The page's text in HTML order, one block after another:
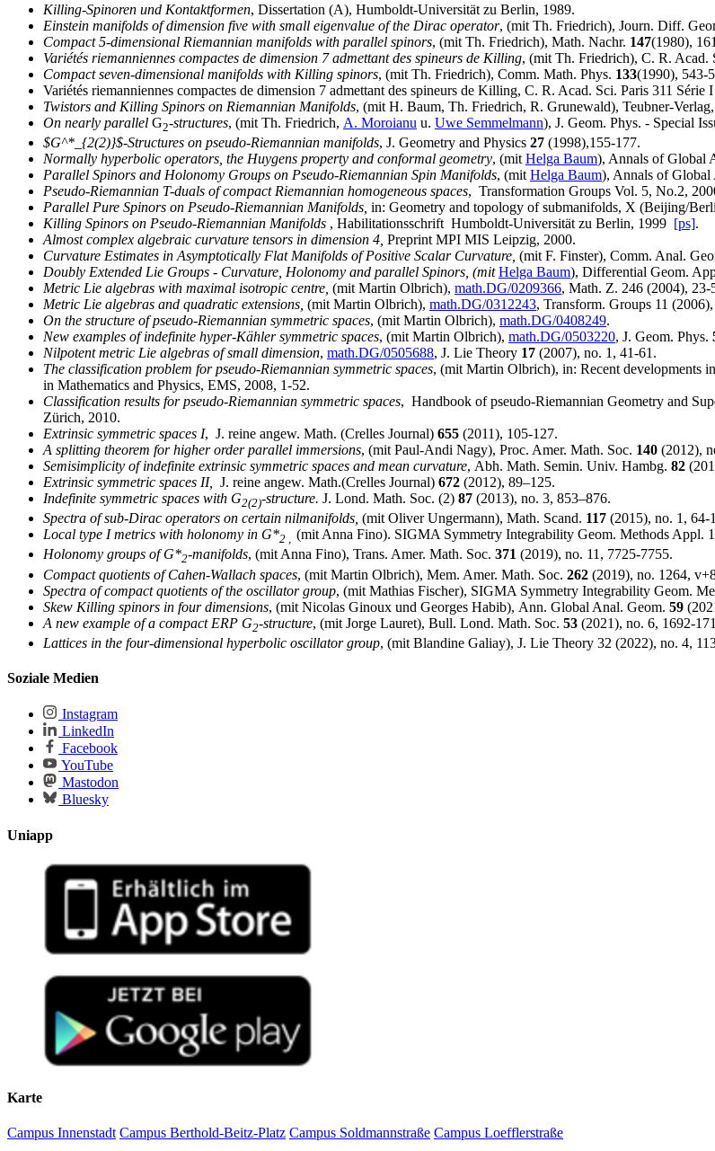
Killing-Spinoren und Kontaktformen, Dissertation (A), Humboldt-Universität zu Berlin, 1989.
Einstein manifolds of dimension five with small eigenvalue of the Dirac operator, (mit Th. Friedrich), Journ. Diff.
Compact 5-dimensional Riemannian manifolds with parallel spinors, (mit Th. Friedrich), Math. Nachr. 147(1980),
Variétés riemanniennes compactes de dimension 7 admettant des spineurs de Killing, (mit Th. Friedrich), C. R. Acad.
Compact seven-dimensional manifolds with Killing spinors, (mit Th. Friedrich), Comm. Math. Phys. 133(1990), 543-
Variétés riemanniennes compactes de dimension 7 admettant des spineurs de Killing, C. R. Acad. Sci. Paris 311 Série
Twistors and Killing Spinors on Riemannian Manifolds, (mit H. Baum, Th. Friedrich, R. Grunewald), Teubner-
On nearly parallel G2-structures, (mit Th. Friedrich, A. Moroianu u. Uwe Semmelmann), J. Geom. Phys. - Special
$G^*_{2(2)}$-Structures on pseudo-Riemannian manifolds, J. Geometry and Physics 27 (1998),155-177.
Normally hyperbolic operators, the Huygens property and conformal geometry, (mit Helga Baum), Annals of Global
Parallel Spinors and Holonomy Groups on Pseudo-Riemannian Spin Manifolds, (mit Helga Baum), Annals of Global
Pseudo-Riemannian T-duals of compact Riemannian homogeneous spaces, Transformation Groups Vol. 5, No.2,
Parallel Pure Spinors on Pseudo-Riemannian Manifolds, in: Geometry and topology of submanifolds, X (Beijing/
Killing Spinors on Pseudo-Riemannian Manifolds , Habilitationsschrift Humboldt-Universität zu Berlin, 1999 [ps].
Almost complex algebraic curvature tensors in dimension 4, Preprint MPI MIS Leipzig, 2000.
Curvature Estimates in Asymptotically Flat Manifolds of Positive Scalar Curvature, (mit F. Finster), Comm. Anal.
Doubly Extended Lie Groups - Curvature, Holonomy and parallel Spinors, (mitHelga Baum), Differential Geom.
Metric Lie algebras with maximal isotropic centre, (mit Martin Olbrich), math.DG/0209366, Math. Z. 246 (2004), 23-
Metric Lie algebras and quadratic extensions, (mit Martin Olbrich), math.DG/0312243, Transform. Groups 11
On the structure of pseudo-Riemannian symmetric spaces, (mit Martin Olbrich), math.DG/0408249.
New examples of indefinite hyper-Kähler symmetric spaces, (mit Martin Olbrich), math.DG/0503220, J. Geom. Phys.
Nilpotent metric Lie algebras of small dimension, math.DG/0505688, J. Lie Theory 17 (2007), no. 1, 41-61.
The classification problem for pseudo-Riemannian symmetric spaces, (mit Martin Olbrich), in: Recent developments
in Mathematics and Physics, EMS, 2008, 1-52.
Classification results for pseudo-Riemannian symmetric spaces, Handbook of pseudo-Riemannian Geometry and
Zürich, 2010.
Extrinsic symmetric spaces I, J. reine angew. Math. (Crelles Journal) 655 (2011), 105-127.
A splitting theorem for higher order parallel immersions, (mit Paul-Andi Nagy), Proc. Amer. Math. Soc. 140 (2012),
Semisimplicity of indefinite extrinsic symmetric spaces and mean curvature, Abh. Math. Semin. Univ. Hambg. 82
Extrinsic symmetric spaces II, J. reine angew. Math.(Crelles Journal) 672 (2012), 89–125.
Indefinite symmetric spaces with G2(2)-structure. J. Lond. Math. Soc. (2) 87 (2013), no. 3, 853–876.
Spectra of sub-Dirac operators on certain nilmanifolds, (mit Oliver Ungermann), Math. Scand. 117 (2015), no. 1, 64-
Local type I metrics with holonomy in G*2 , (mit Anna Fino). SIGMA Symmetry Integrability Geom. Methods Appl.
Holonomy groups of G*2-manifolds, (mit Anna Fino), Trans. Amer. Math. Soc. 371 (2019), no. 11, 7725-7755.
Compact quotients of Cahen-Wallach spaces, (mit Martin Olbrich), Mem. Amer. Math. Soc. 262 (2019), no. 1264,
Spectra of compact quotients of the oscillator group, (mit Mathias Fischer), SIGMA Symmetry Integrability Geom.
Skew Killing spinors in four dimensions, (mit Nicolas Ginoux und Georges Habib), Ann. Global Anal. Geom. 59
A new example of a compact ERP G2-structure, (mit Jorge Lauret), Bull. Lond. Math. Soc. 53 (2021), no. 6, 1692-
Lattices in the four-dimensional hyperbolic oscillator group, (mit Blandine Galiay), J. Lie Theory 32 (2022), no. 4,
Soziale Medien
Instagram
LinkedIn
Facebook
YouTube
Mastodon
Bluesky
Uniapp
Karte
Campus Innenstadt Campus Berthold-Beitz-Platz Campus Soldmannstraße Campus Loefflerstraße